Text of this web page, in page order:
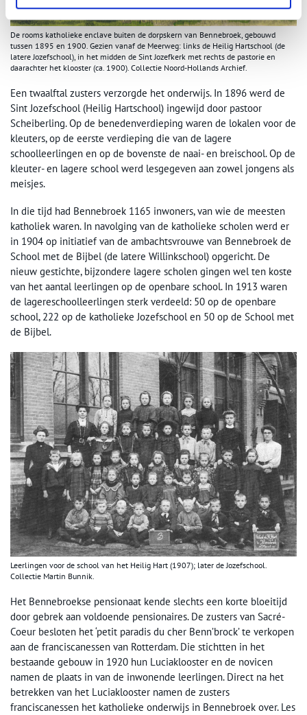
De rooms­ katholieke enclave buiten de dorpskern van Bennebroek, gebouwd
tussen 1895 en 1900. Gezien vanaf de Meerweg: links de Heilig Hartschool (de
latere Jozefschool), in het midden de Sint Jozefkerk met rechts de pastorie en
daarachter het klooster (ca. 1900). Collectie Noord-Hollands Archief.
Een twaalftal zusters verzorgde het onderwijs. In 1896 werd de
Sint Jozefschool (Heilig Hartschool) ingewijd door pastoor
Scheiberling. Op de benedenverdieping waren de lokalen voor de
kleuters, op de eerste verdieping die van de lagere
schoolleerlingen en op de bovenste de naai- en breischool. Op de
kleuter- en lagere school werd lesgegeven aan zowel jongens als
meisjes.
In die tijd had Bennebroek 1165 inwoners, van wie de meesten
katholiek waren. In navolging van de katholieke scholen werd er
in 1904 op initiatief van de ambachtsvrouwe van Bennebroek de
School met de Bijbel (de latere Willinkschool) opgericht. De
nieuw gestichte, bijzondere lagere scholen gingen wel ten koste
van het aantal leerlingen op de openbare school. In 1913 waren
de lagereschoolleerlingen sterk verdeeld: 50 op de openbare
school, 222 op de katholieke Jozefschool en 50 op de School met
de Bijbel.
Leerlingen voor de school van het Heilig Hart (1907); later de Jozefschool.
Collectie Martin Bunnik.
Het Bennebroekse pensionaat kende slechts een korte bloeitijd
door gebrek aan voldoende pensionaires. De zusters van Sacré-
Coeur besloten het ‘petit paradis du cher Benn’brock’ te verkopen
aan de franciscanessen van Rotterdam. Die stichtten in het
bestaande gebouw in 1920 hun Luciaklooster en de novicen
namen de plaats in van de inwonende leerlingen. Direct na het
betrekken van het Luciaklooster namen de zusters
franciscanessen het katholieke onderwijs in Bennebroek over. Les